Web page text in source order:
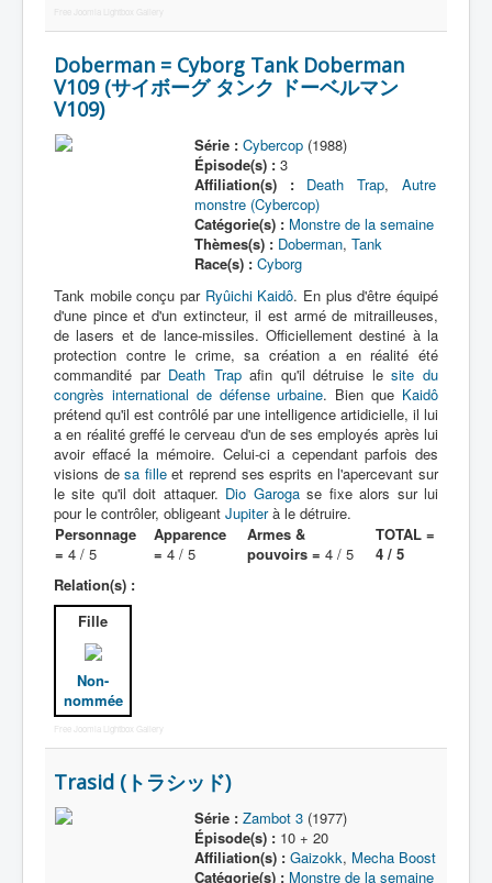
Personnage
Transformation
Référence
Fanservice
Générique
Protagoniste
Entourage
Antagoniste
Monstre
Autre
Animal
Race
Archétype
[]
Nom
Doberman = Cyborg Tank Doberman
V109 (サイボーグ タンク ドーベルマン
V109)
Série : Cybercop(1988)
Épisode(s) :3
Affiliation(s) :
Death Trap, Autre
monstre (Cybercop)
Catégorie(s) : Monstre de la semaine
Thèmes(s) : Doberman, Tank
Race(s) : Cyborg
Tank mobile conçu par Ryûichi Kaidô. En plus d'être équipé
d'une pince et d'un extincteur, il est armé de mitrailleuses,
de lasers et de lance-missiles. Officiellement destiné à la
protection contre le crime, sa création a en réalité été
commandité par Death Trapafin qu'il détruise lesite du
congrès international de défense urbaine. Bien que Kaidô
prétend qu'il est contrôlé par une intelligence artidicielle, il lui
a en réalité greffé le cerveau d'un de ses employés après lui
avoir effacé la mémoire. Celui-ci a cependant parfois des
visions desa filleet reprend ses esprits en l'apercevant sur
le site qu'il doit attaquer. Dio Garogase fixe alors sur lui
pour le contrôler, obligeant Jupiterà le détruire.
Personnage
= 4 / 5
Apparence
= 4 / 5
Armes &
pouvoirs = 4 / 5
TOTAL =
4 / 5
Relation(s) :
Fille
Non-
nommée
Free Joomla Lightbox Gallery
Trasid (トラシッド)
Série : Zambot 3(1977)
Épisode(s) :10 + 20
Affiliation(s) : Gaizokk, Mecha Boost
Catégorie(s) : Monstre de la semaine